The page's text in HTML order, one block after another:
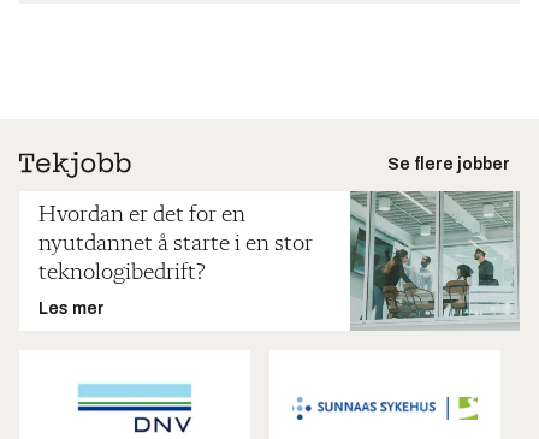
Se flere jobber
Hvordan er det for en
nyutdannet å starte i en stor
teknologibedrift?
Les mer